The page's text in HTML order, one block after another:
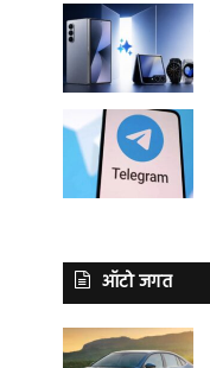
ऑटो जगत